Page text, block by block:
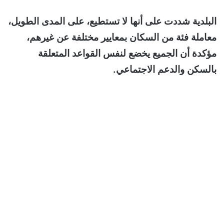
البلدية شددت على أنها لا تستطيع، على المدى الطويل،
معاملة فئة من السكان بمعايير مختلفة عن غيرهم،
مؤكدة أن الجميع يخضع لنفس القواعد المتعلقة
بالسكن والدعم الاجتماعي.